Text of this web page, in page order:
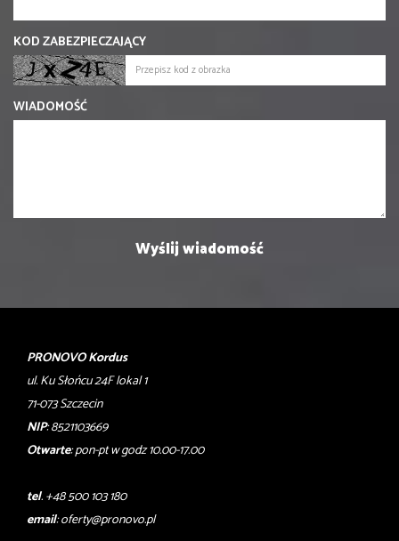
KOD ZABEZPIECZAJĄCY
WIADOMOŚĆ
PRONOVO Kordus
ul. Ku Słońcu 24F lokal 1
71-073 Szczecin
NIP: 8521103669
Otwarte: pon-pt w godz 10.00-17.00
tel. +48 500 103 180
email:oferty@pronovo.pl